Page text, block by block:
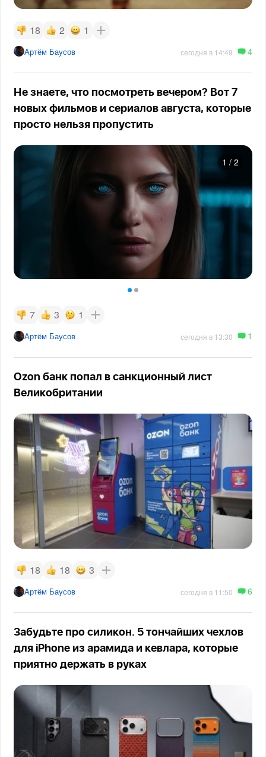
18 2 1
Артём Баусов сегодня в 14:49 4
Не знаете, что посмотреть вечером? Вот 7
новых фильмов и сериалов августа, которые
просто нельзя пропустить
1 / 2
7 3 1
Артём Баусов сегодня в 13:30 1
Ozon банк попал в санкционный лист
Великобритании
18 18 3
Артём Баусов сегодня в 11:50 6
Забудьте про силикон. 5 тончайших чехлов
для iPhone из арамида и кевлара, которые
приятно держать в руках